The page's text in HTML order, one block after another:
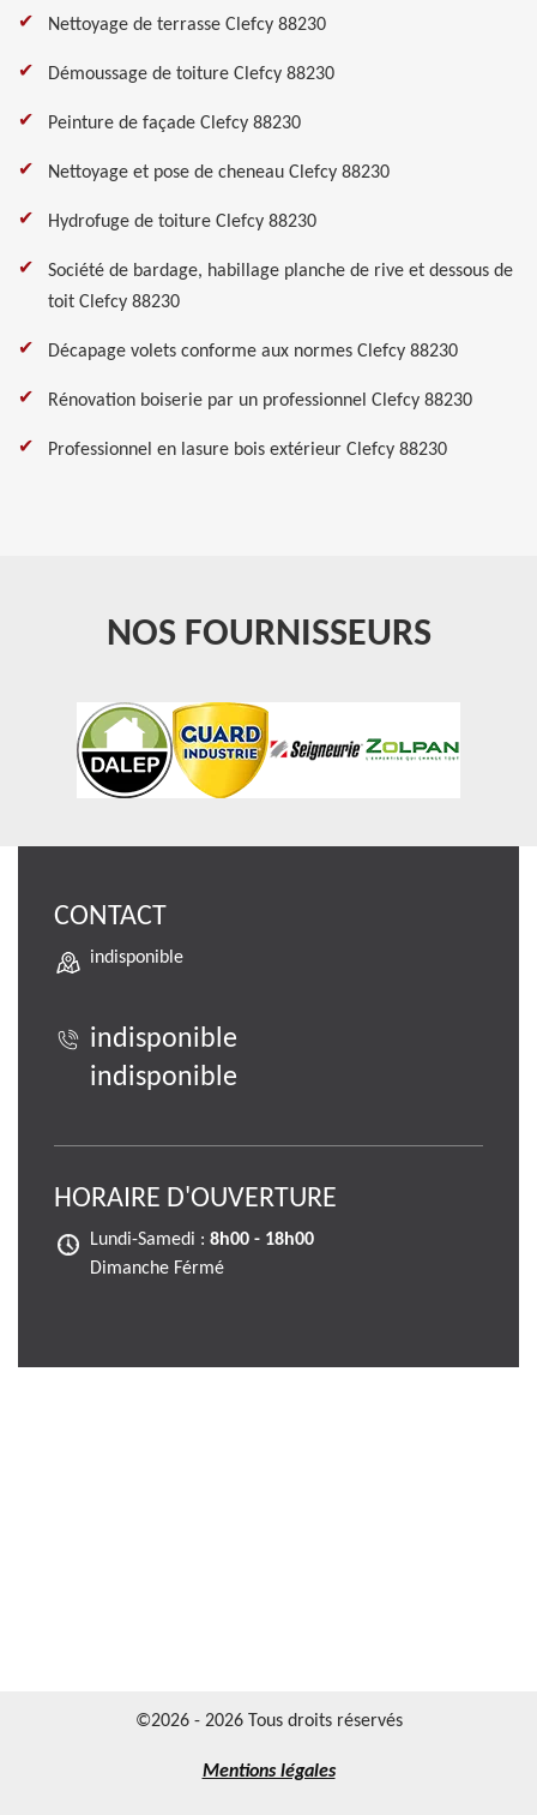
Nettoyage de terrasse Clefcy 88230
Démoussage de toiture Clefcy 88230
Peinture de façade Clefcy 88230
Nettoyage et pose de cheneau Clefcy 88230
Hydrofuge de toiture Clefcy 88230
Société de bardage, habillage planche de rive et dessous de
toit Clefcy 88230
Décapage volets conforme aux normes Clefcy 88230
Rénovation boiserie par un professionnel Clefcy 88230
Professionnel en lasure bois extérieur Clefcy 88230
NOS FOURNISSEURS
CONTACT
indisponible
indisponible
indisponible
HORAIRE D'OUVERTURE
Lundi-Samedi : 8h00 - 18h00
Dimanche Férmé
©2026 - 2026 Tous droits réservés
Mentions légales